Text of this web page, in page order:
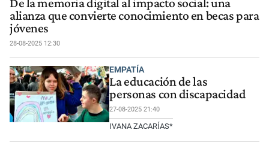
alianza que convierte conocimiento en becas para
jóvenes
28-08-2025 12:30
EMPATÍA
La educación de las
personas con discapacidad
27-08-2025 21:40
IVANA ZACARÍAS*